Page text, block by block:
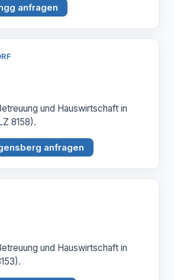
anfragen
und Hauswirtschaft in
8158).
anfragen
und Hauswirtschaft in